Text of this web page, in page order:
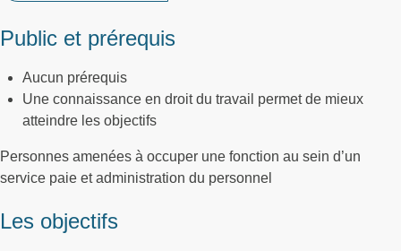
Public et prérequis
Aucun prérequis
Une connaissance en droit du travail permet de mieux
atteindre les objectifs
Personnes amenées à occuper une fonction au sein d’un
service paie et administration du personnel
Les objectifs